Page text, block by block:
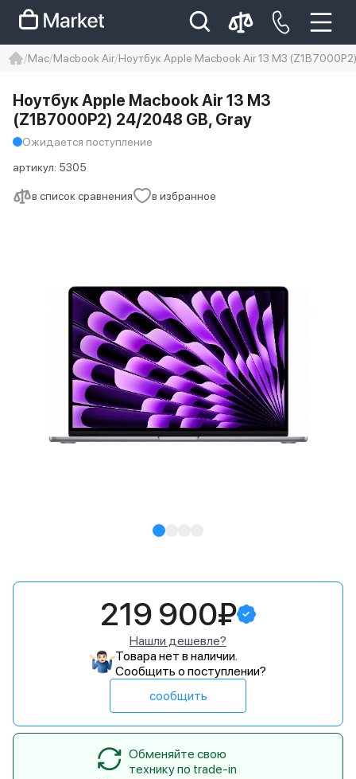
Iphone 14 pro max
айфон 14
Mac Macbook Air Ноутбук Apple Macbook Air 13 M3
в список сравнения в избранное
Ноутбук Apple Macbook Air 13 M3
(Z1B7000P2) 24/2048 GB, Gray
Ожидается поступление
артикул: 5305
219 900₽
Нашли дешевле?
Товара нет в наличии.
Сообщить о поступлении?
сообщить
Обменяйте свою
технику по trade-in